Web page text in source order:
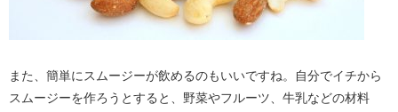
また、簡単にスムージーが飲めるのもいいですね。自分でイチから
スムージーを作ろうとすると、野菜やフルーツ、牛乳などの材料